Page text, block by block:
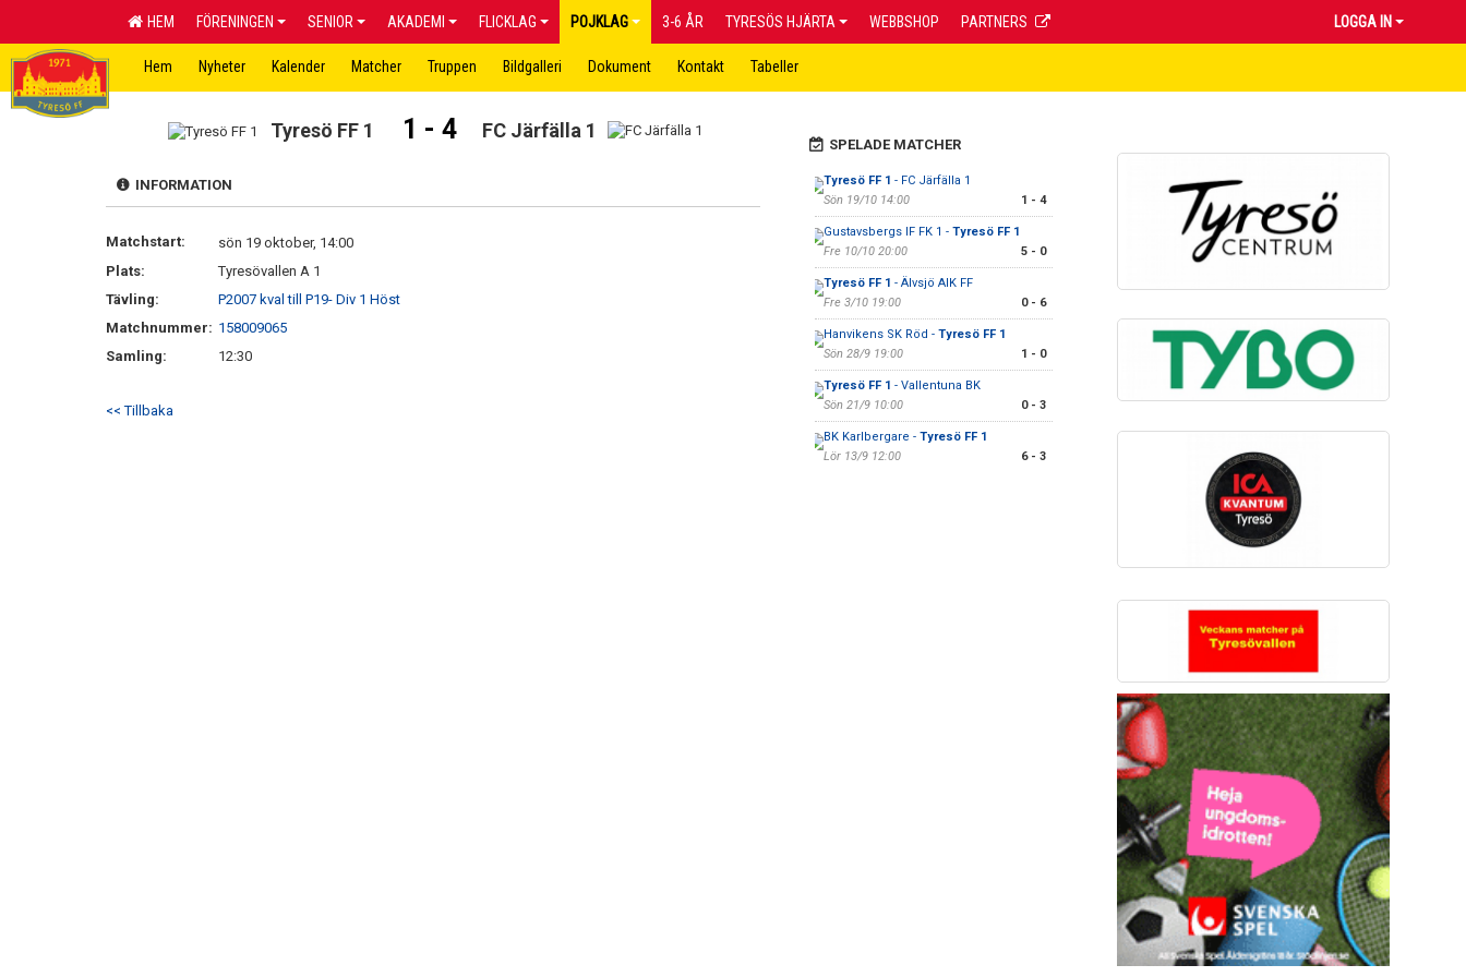
HEM FÖRENINGEN SENIOR AKADEMI FLICKLAG POJKLAG 3-6 ÅR TYRESÖS HJÄRTA WEBBSHOP PARTNERS LOGGA IN
Hem Nyheter Kalender Matcher Truppen Bildgalleri Dokument Kontakt Tabeller
Tyresö FF 1 1 - 4 FC Järfälla 1
INFORMATION
Matchstart:
sön 19 oktober, 14:00
Plats:
Tyresövallen A 1
Tävling:
P2007 kval till P19- Div 1 Höst
Matchnummer: 158009065
Samling:
12:30
<< Tillbaka
SPELADE MATCHER
Tyresö FF 1 - FC Järfälla 1
Sön 19/10 14:00
1 - 4
Gustavsbergs IF FK 1 - Tyresö FF 1
Fre 10/10 20:00
5 - 0
Tyresö FF 1 - Älvsjö AIK FF
Fre 3/10 19:00
0 - 6
Hanvikens SK Röd - Tyresö FF 1
Sön 28/9 19:00
1 - 0
Tyresö FF 1 - Vallentuna BK
Sön 21/9 10:00
0 - 3
BK Karlbergare - Tyresö FF 1
Lör 13/9 12:00
6 - 3